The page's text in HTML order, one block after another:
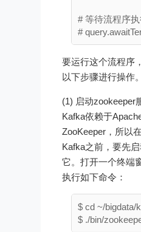
# 等待流程序
要运行这个流程序
以下步骤进行操作。
(1) 启动zookeeper
Kafka依赖于
ZooKeeper，所以
Kafka之前，要先
它。打开一个终端
执行如下命令：
$ cd ~/bigdata/